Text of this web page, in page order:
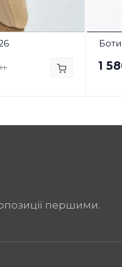
1
першими.